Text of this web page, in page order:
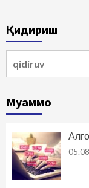
Қидириш
Муаммо